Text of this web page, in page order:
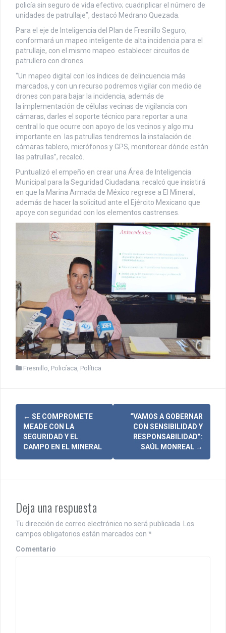
policía sin seguro de vida efectivo; cuadriplicar el número de
unidades de patrullaje”, destacó Medrano Quezada.
Para el eje de Inteligencia del Plan de Fresnillo Seguro,
conformará un mapeo inteligente de alta incidencia para el
patrullaje, con el mismo mapeo establecer circuitos de
patrullero con drones.
“Un mapeo digital con los índices de delincuencia más
marcados, y con un recurso podremos vigilar con medio de
drones con para bajar la incidencia, además de
la implementación de células vecinas de vigilancia con
cámaras, darles el soporte técnico para reportar a una
central lo que ocurre con apoyo de los vecinos y algo mu
importante en las patrullas tendremos la instalación de
cámaras tablero, micrófonos y GPS, monitorear dónde están
las patrullas”, recalcó.
Puntualizó el empeño en crear una Área de Inteligencia
Municipal para la Seguridad Ciudadana; recalcó que insistirá
en que la Marina Armada de México regrese a El Mineral,
además de hacer la solicitud ante el Ejército Mexicano que
apoye con seguridad con los elementos castrenses.
Fresnillo, Policíaca, Política
N
v
a
c
i
← SE COMPROMETE
MEADE CON LA
SEGURIDAD Y EL
CAMPO EN EL MINERAL
“VAMOS A GOBERNAR
CON SENSIBILIDAD Y
RESPONSABILIDAD”:
SAÚL MONREAL →
Deja una respuesta
Tu dirección de correo electrónico no será publicada. Los
campos obligatorios están marcados con *
Comentario